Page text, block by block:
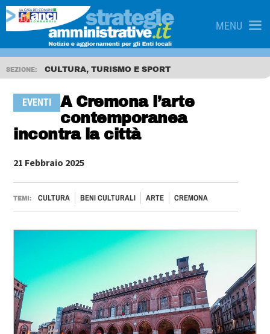
MENU
SEZIONE: CULTURA, TURISMO E SPORT
EVENTI
A Cremona l’arte
contemporanea
incontra la città
21 Febbraio 2025
TEMI: CULTURA BENI CULTURALI ARTE CREMONA